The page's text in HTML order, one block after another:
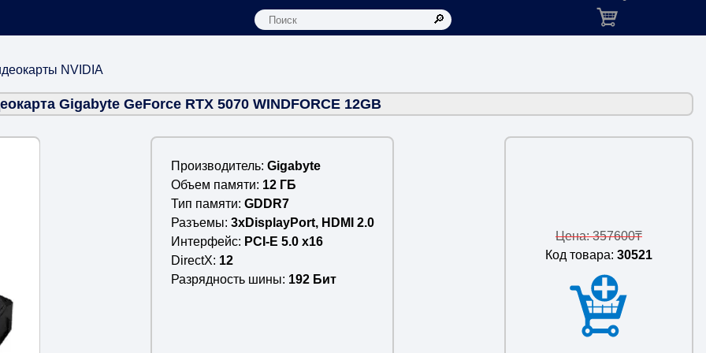
Корзина: товаров в
NVIDIA
Gigabyte GeForce RTX 5070 WINDFORCE 12GB
Производитель Gigabyte
Объем памяти 12 ГБ
Тип памяти GDDR7
Разъемы 3xDisplayPort, HDMI 2.0
Интерфейс
PCI-E 5.0 x16
DirectX 12
Разрядность шины 192 Бит
Цена: 357600₸
Код товара: 30521